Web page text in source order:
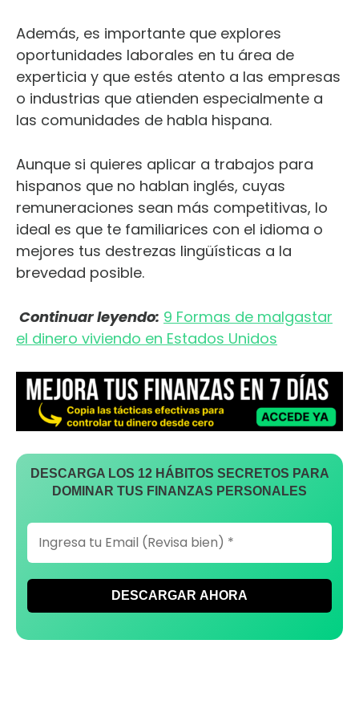
Además, es importante que explores
oportunidades laborales en tu área de
experticia y que estés atento a las empresas
o industrias que atienden especialmente a
las comunidades de habla hispana.
Aunque si quieres aplicar a trabajos para
hispanos que no hablan inglés, cuyas
remuneraciones sean más competitivas, lo
ideal es que te familiarices con el idioma o
mejores tus destrezas lingüísticas a la
brevedad posible.
Continuar leyendo: 9 Formas de malgastar
el dinero viviendo en Estados Unidos
DESCARGA LOS 12 HÁBITOS SECRETOS PARA
DOMINAR TUS FINANZAS PERSONALES